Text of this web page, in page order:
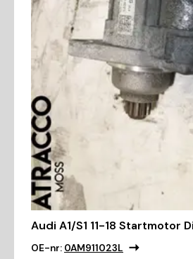
Audi A1/S1 11-18 Startmotor
OE-nr: 0AM911023L